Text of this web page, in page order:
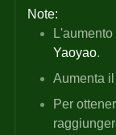
Note:
L'aumento
Yaoyao.
Aumenta il
Per